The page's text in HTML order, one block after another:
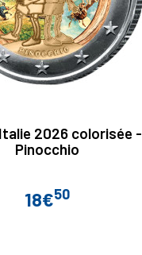
2026 colorisée -
Pinocchio
Prix
18€50